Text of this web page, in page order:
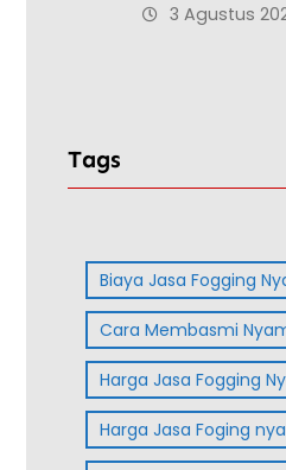
3 Agustus
Tags
Biaya Jasa Fogging
Cara Membasmi
Harga Jasa Fogging
Harga Jasa Foging